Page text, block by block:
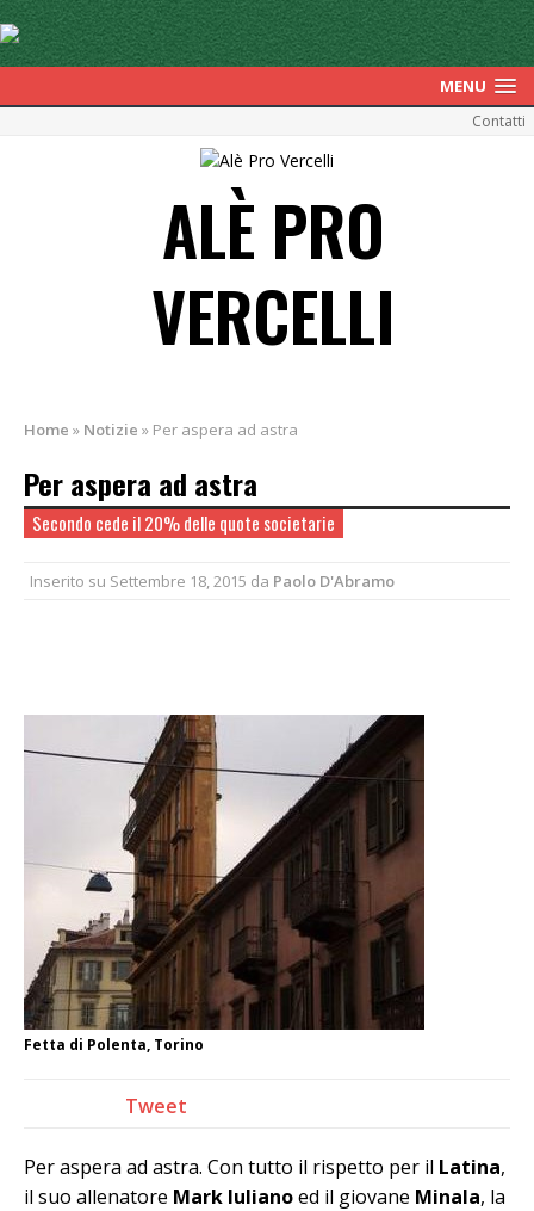
MENU
Contatti
ALÈ PRO
VERCELLI
Home » Notizie » Per aspera ad astra
Per aspera ad astra
Secondo cede il 20% delle quote societarie
Inserito su Settembre 18, 2015 da Paolo D'Abramo
Fetta di Polenta, Torino
Tweet
Per aspera ad astra. Con tutto il rispetto per il Latina,
il suo allenatore Mark Iulianoed il giovane Minala, la